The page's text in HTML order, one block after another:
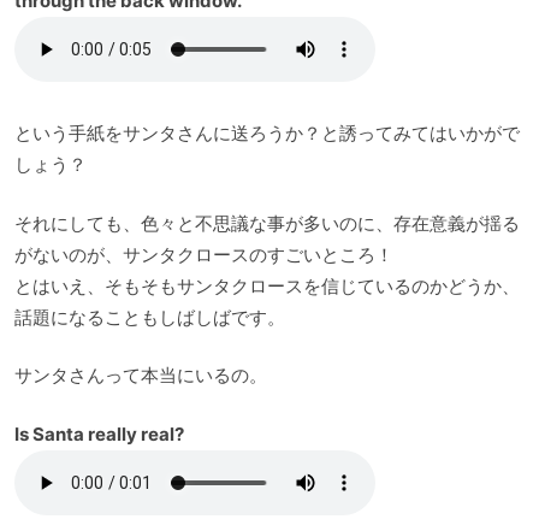
という手紙をサンタさんに送ろうか？と誘ってみてはいかがで
しょう？
それにしても、色々と不思議な事が多いのに、存在意義が揺る
がないのが、サンタクロースのすごいところ！
とはいえ、そもそもサンタクロースを信じているのかどうか、
話題になることもしばしばです。
サンタさんって本当にいるの。
Is Santa really real?